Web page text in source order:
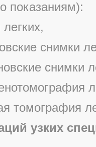
показаниям):
снимки
снимки
томография
узких